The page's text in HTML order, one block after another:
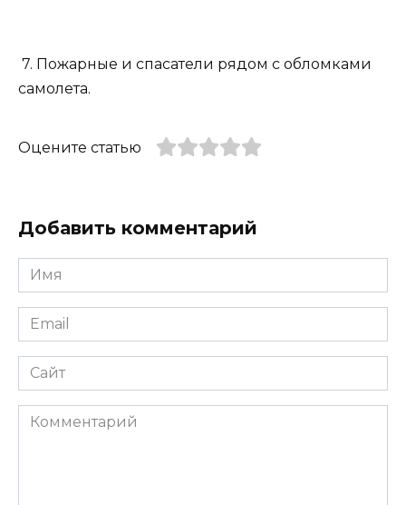
7. Пожарные и спасатели рядом с обломками
самолета.
Оцените статью
Добавить комментарий
Имя
*
Email
*
Сайт
Комментарий